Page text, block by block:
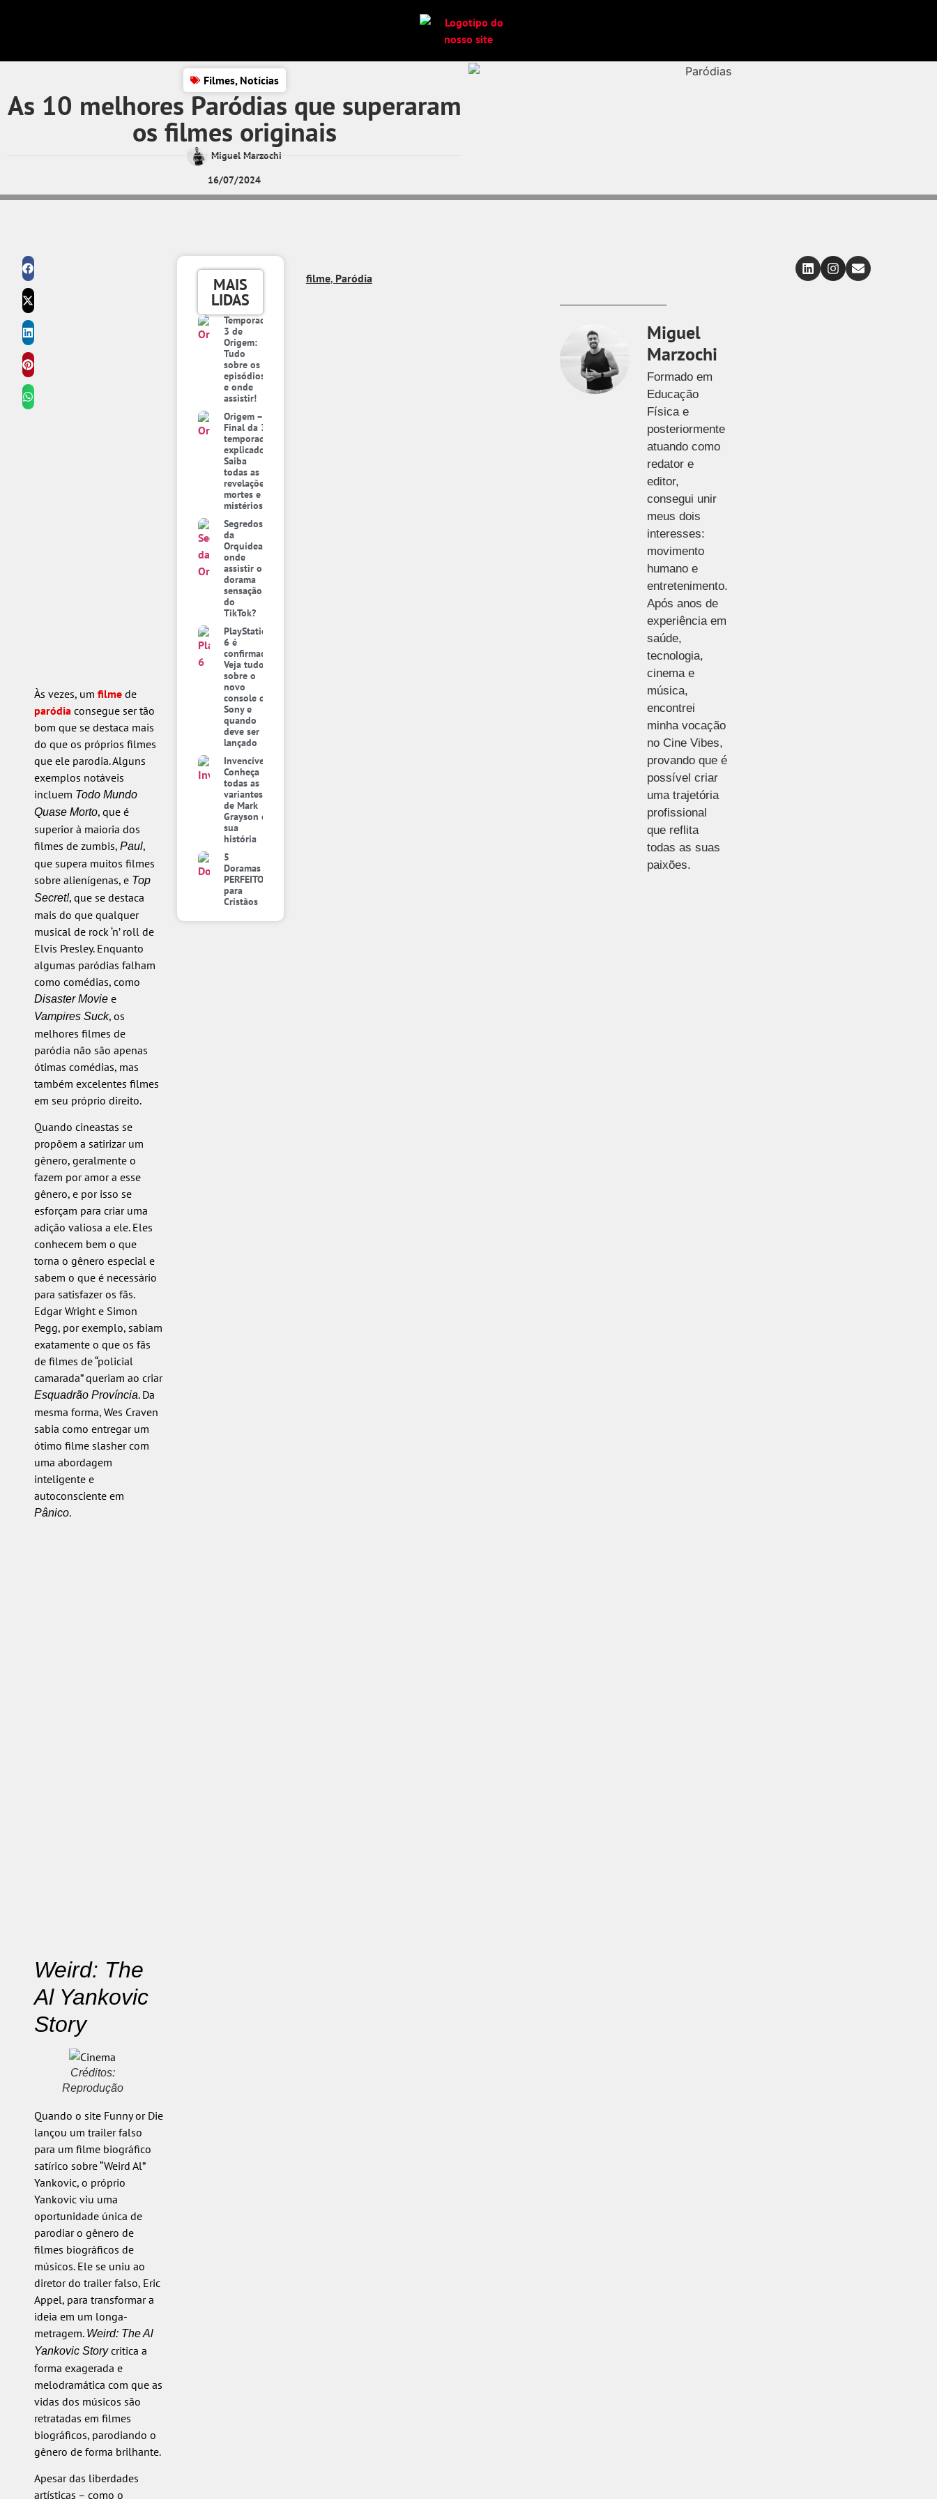
Filmes, Notícias
As 10 melhores Paródias que superaram
os filmes originais
Miguel Marzochi
16/07/2024
Às vezes, um filmede
paródiaconsegue ser tão
bom que se destaca mais
do que os próprios filmes
que ele parodia. Alguns
exemplos notáveis
incluem Todo Mundo
Quase Morto, que é
superior à maioria dos
filmes de zumbis, Paul,
que supera muitos filmes
sobre alienígenas, e Top
Secret!, que se destaca
mais do que qualquer
musical de rock ‘n’ roll de
Elvis Presley. Enquanto
algumas paródias falham
como comédias, como
Disaster Moviee
Vampires Suck, os
melhores filmes de
paródia não são apenas
ótimas comédias, mas
também excelentes filmes
em seu próprio direito.
Quando cineastas se
propõem a satirizar um
gênero, geralmente o
fazem por amor a esse
gênero, e por isso se
esforçam para criar uma
adição valiosa a ele. Eles
conhecem bem o que
torna o gênero especial e
sabem o que é necessário
para satisfazer os fãs.
Edgar Wright e Simon
Pegg, por exemplo, sabiam
exatamente o que os fãs
de filmes de “policial
camarada” queriam ao criar
Esquadrão Província. Da
mesma forma, Wes Craven
sabia como entregar um
ótimo filme slasher com
uma abordagem
inteligente e
autoconsciente em
Pânico.
Weird: The
Al Yankovic
Story
Créditos:
Reprodução
Quando o site Funny or Die
lançou um trailer falso
para um filme biográfico
satírico sobre “Weird Al”
Yankovic, o próprio
Yankovic viu uma
oportunidade única de
parodiar o gênero de
filmes biográficos de
músicos. Ele se uniu ao
diretor do trailer falso, Eric
Appel, para transformar a
ideia em um longa-
metragem. Weird: The Al
Yankovic Storycritica a
forma exagerada e
melodramática com que as
vidas dos músicos são
retratadas em filmes
biográficos, parodiando o
gênero de forma brilhante.
Apesar das liberdades
artísticas – como o
MAIS
LIDAS
Temporada
3 de
Origem:
Tudo
sobre os
episódios
e onde
assistir!
Origem –
Final da 3ª
temporada
explicado:
Saiba
todas as
revelações,
mortes e
mistérios
Segredos
da
Orquídea:
onde
assistir o
dorama
sensação
do
TikTok?
PlayStation
6 é
confirmado:
Veja tudo
sobre o
novo
console da
Sony e
quando
deve ser
lançado
Invencível:
Conheça
todas as
variantes
de Mark
Grayson e
sua
história
5
Doramas
PERFEITOS
para
Cristãos
filme, Paródia
Miguel
Marzochi
Formado em
Educação
Física e
posteriormente
atuando como
redator e
editor,
consegui unir
meus dois
interesses:
movimento
humano e
entretenimento.
Após anos de
experiência em
saúde,
tecnologia,
cinema e
música,
encontrei
minha vocação
no Cine Vibes,
provando que é
possível criar
uma trajetória
profissional
que reflita
todas as suas
paixões.